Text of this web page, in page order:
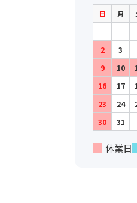
日 月
2
3
9
10
16
17
23
24
30
31
休業日